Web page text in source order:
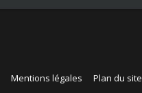
Mentions légales Plan du site